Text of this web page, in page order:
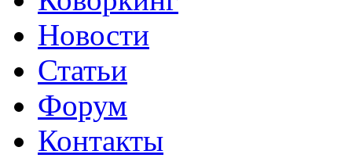
Новости
Статьи
Форум
Контакты